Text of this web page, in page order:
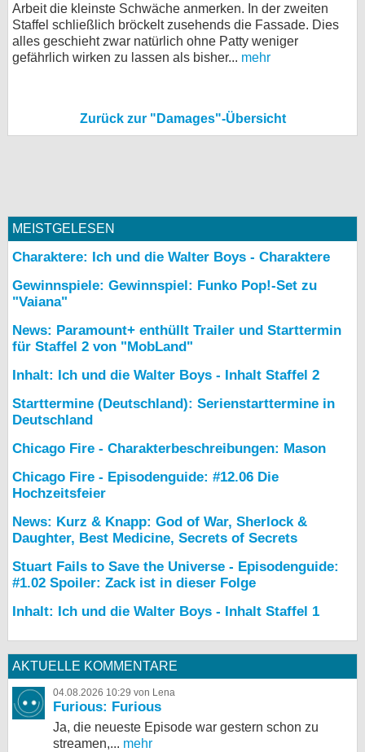
Arbeit die kleinste Schwäche anmerken. In der zweiten
Staffel schließlich bröckelt zusehends die Fassade. Dies
alles geschieht zwar natürlich ohne Patty weniger
gefährlich wirken zu lassen als bisher... mehr
Zurück zur "Damages"-Übersicht
MEISTGELESEN
Charaktere: Ich und die Walter Boys - Charaktere
Gewinnspiele: Gewinnspiel: Funko Pop!-Set zu
"Vaiana"
News: Paramount+ enthüllt Trailer und Starttermin
für Staffel 2 von "MobLand"
Inhalt: Ich und die Walter Boys - Inhalt Staffel 2
Starttermine (Deutschland): Serienstarttermine in
Deutschland
Chicago Fire - Charakterbeschreibungen: Mason
Chicago Fire - Episodenguide: #12.06 Die
Hochzeitsfeier
News: Kurz & Knapp: God of War, Sherlock &
Daughter, Best Medicine, Secrets of Secrets
Stuart Fails to Save the Universe - Episodenguide:
#1.02 Spoiler: Zack ist in dieser Folge
Inhalt: Ich und die Walter Boys - Inhalt Staffel 1
AKTUELLE KOMMENTARE
04.08.2026 10:29 von Lena
Furious: Furious
Ja, die neueste Episode war gestern schon zu
streamen,... mehr